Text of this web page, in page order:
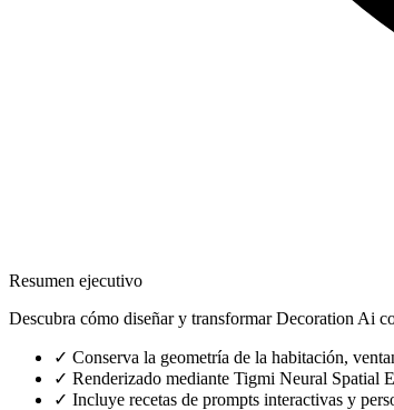
Resumen ejecutivo
Descubra cómo diseñar y transformar Decoration Ai
✓ Conserva la geometría de la habitación,
✓ Renderizado mediante Tigmi Neural Spatial
✓ Incluye recetas de prompts interactivas y